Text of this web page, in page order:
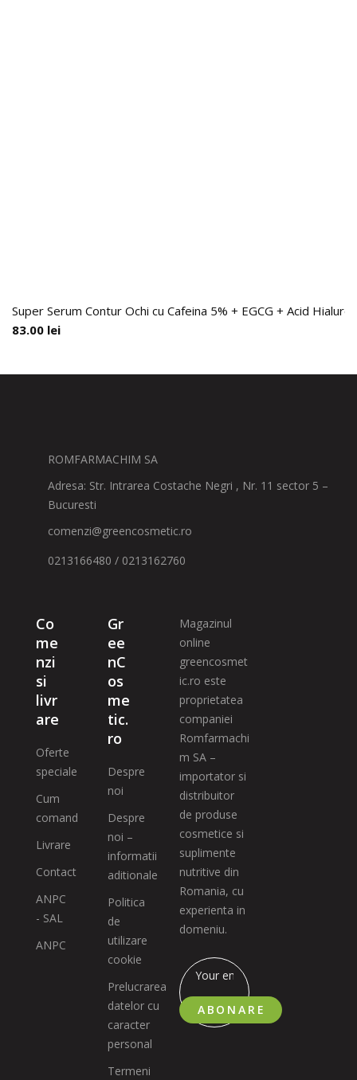
Super Serum Contur Ochi cu Cafeina 5% + EGCG + Acid
83.00 lei
ROMFARMACHIM SA
Adresa: Str. Intrarea Costache Negri , Nr. 11 sector 5 –
Bucuresti
comenzi@greencosmetic.ro
0213166480 / 0213162760
Co
me
nzi
si
livr
are
Oferte
speciale
Cum
comand
Livrare
Contact
ANPC
- SAL
ANPC
Gr
ee
nC
os
me
tic.
ro
Despre
noi
Despre
noi –
informatii
aditionale
Politica
de
utilizare
cookie
Prelucrarea
datelor cu
caracter
personal
Termeni
Magazinul
online
greencosmet
ic.ro este
proprietatea
companiei
Romfarmachi
m SA –
importator si
distribuitor
de produse
cosmetice si
suplimente
nutritive din
Romania, cu
experienta in
domeniu.
ABONARE